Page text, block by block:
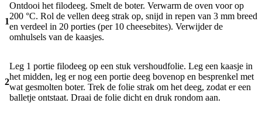
1
Ontdooi het filodeeg. Smelt de boter. Verwarm de oven voor op
200 °C. Rol de vellen deeg strak op, snijd in repen van 3 mm breed
en verdeel in 20 porties (per 10 cheesebites). Verwijder de
omhulsels van de kaasjes.
2
Leg 1 portie filodeeg op een stuk vershoudfolie. Leg een kaasje in
het midden, leg er nog een portie deeg bovenop en besprenkel met
wat gesmolten boter. Trek de folie strak om het deeg, zodat er een
balletje ontstaat. Draai de folie dicht en druk rondom aan.